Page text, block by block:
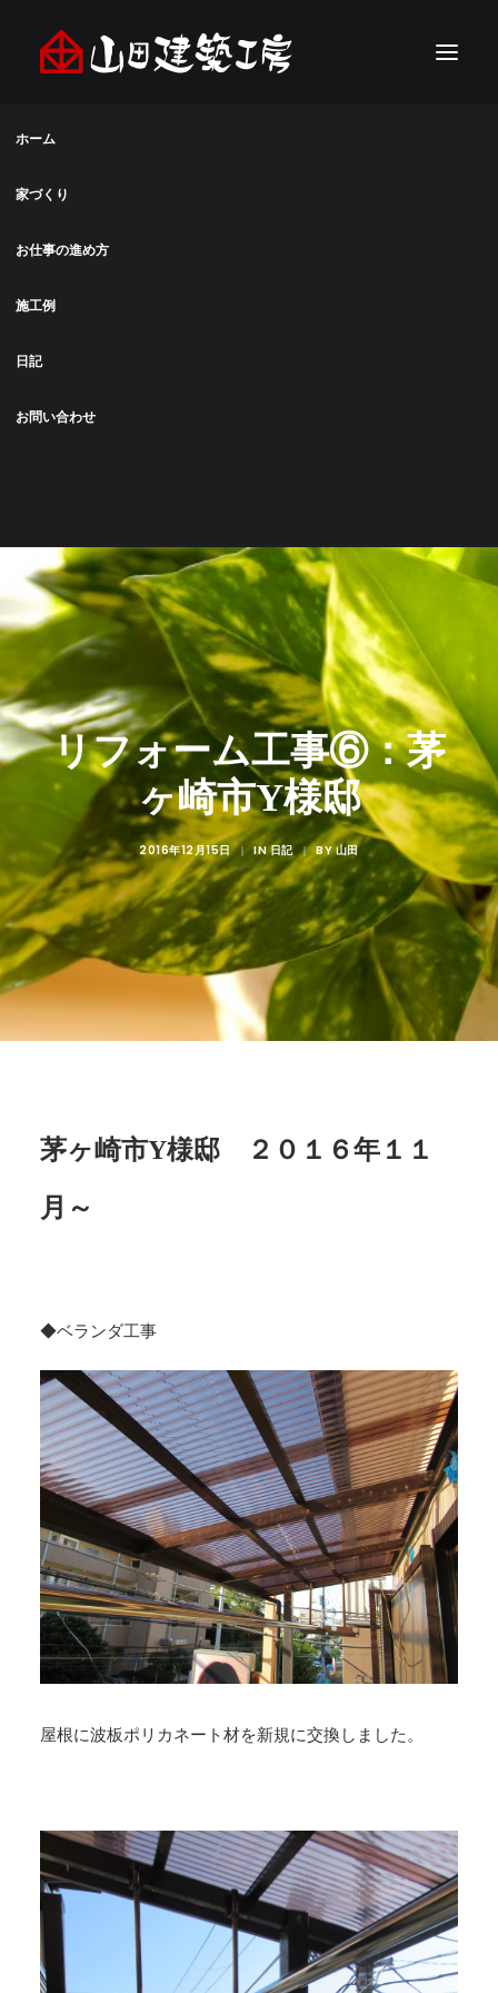
ホーム
家づくり
お仕事の進め方
施工例
日記
お問い合わせ
リフォーム工事⑥：茅
ヶ崎市Y様邸
2016年12月15日 | IN日記 | BY山田
茅ヶ崎市Y様邸 ２０１６年１１
月～
◆ベランダ工事
屋根に波板ポリカネート材を新規に交換しました。